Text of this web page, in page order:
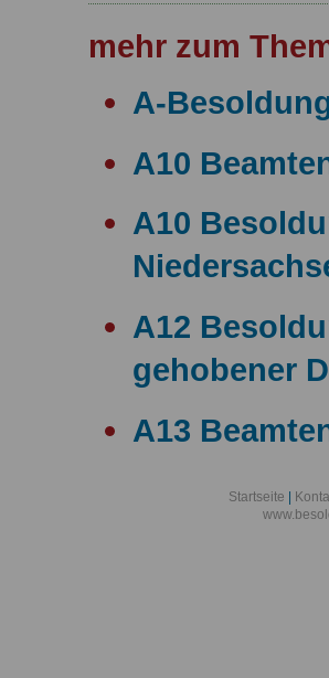
mehr zum
A-
A10
A10
A12
gehobener
A13
A13
Startseite